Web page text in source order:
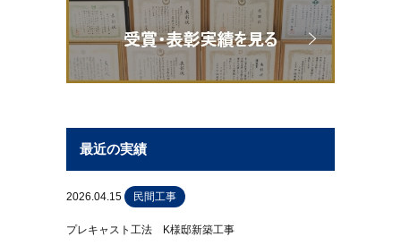
最近の実績
2026.04.15 民間工事
プレキャスト工法 K様邸新築工事